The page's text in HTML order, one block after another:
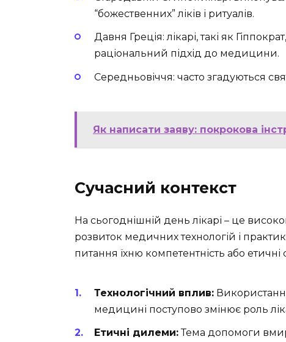
“божественних” ліків і ритуалів.
Давня Греція: лікарі, такі як
раціональний підхід до медицини.
Середньовіччя: часто згадуються
Як написати заяву: покрокова
Сучасний контекст
На сьогоднішній день лікарі – це
розвиток медичних технологій і
питання їхню компетентність або етичні
Технологічний вплив:
медицині поступово змінює роль
Етичні дилеми:Тема допомоги